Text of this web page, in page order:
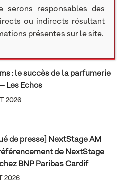
: le succès de la parfumerie
Les Echos
2026
de presse] NextStage AM
de NextStage
BNP Paribas Cardif
2026
serons responsables des
ou indirects résultant
présentes sur le site.